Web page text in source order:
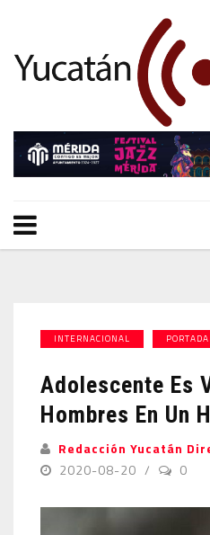
INTERNACIONAL PORTADA
Adolescente Es
Hombres En Un
Redacción Yucatán
2020-08-20
0